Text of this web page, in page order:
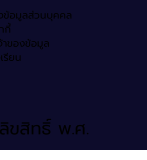
ข้อมูลส่วนบุคคล
กี้
าของข้อมูล
รียน
ขสิทธิ์ พ.ศ.